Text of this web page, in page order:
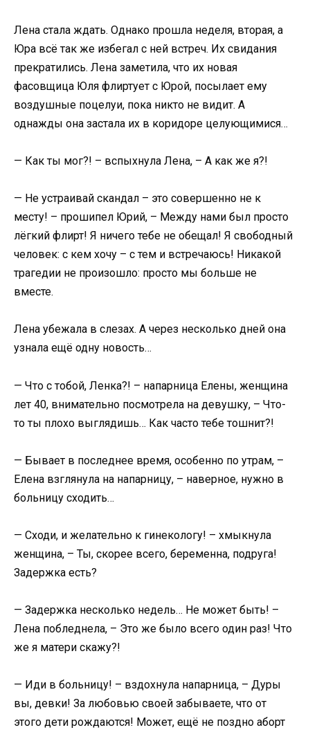
Лена стала ждать. Однако прошла неделя, вторая, а
Юра всё так же избегал с ней встреч. Их свидания
прекратились. Лена заметила, что их новая
фасовщица Юля флиртует с Юрой, посылает ему
воздушные поцелуи, пока никто не видит. А
однажды она застала их в коридоре целующимися…
— Как ты мог?! – вспыхнула Лена, – А как же я?!
— Не устраивай скандал – это совершенно не к
месту! – прошипел Юрий, – Между нами был просто
лёгкий флирт! Я ничего тебе не обещал! Я свободный
человек: с кем хочу – с тем и встречаюсь! Никакой
трагедии не произошло: просто мы больше не
вместе.
Лена убежала в слезах. А через несколько дней она
узнала ещё одну новость…
— Что с тобой, Ленка?! – напарница Елены, женщина
лет 40, внимательно посмотрела на девушку, – Что-
то ты плохо выглядишь… Как часто тебе тошнит?!
— Бывает в последнее время, особенно по утрам, –
Елена взглянула на напарницу, – наверное, нужно в
больницу сходить…
— Сходи, и желательно к гинекологу! – хмыкнула
женщина, – Ты, скорее всего, беременна, подруга!
Задержка есть?
— Задержка несколько недель… Не может быть! –
Лена побледнела, – Это же было всего один раз! Что
же я матери скажу?!
— Иди в больницу! – вздохнула напарница, – Дуры
вы, девки! За любовью своей забываете, что от
этого дети рождаются! Может, ещё не поздно аборт